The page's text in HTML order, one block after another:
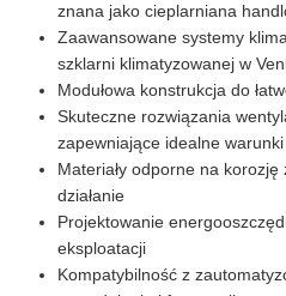
znana jako cieplarniana
Zaawansowane systemy
szklarni klimatyzowanej w
Modułowa konstrukcja do
Skuteczne rozwiązania
zapewniające idealne
Materiały odporne na korozję
działanie
Projektowanie
eksploatacji
Kompatybilność z